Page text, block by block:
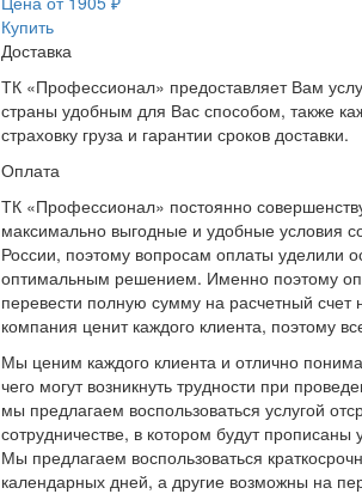
Купить
Доставка
ТК «Профессионал» предоставляет Вам
страны удобным для Вас способом, также
страховку груза и гарантии сроков доставки.
Оплата
ТК «Профессионал» постоянно
максимально выгодные и удобные условия
России, поэтому вопросам оплаты уделили
оптимальным решением. Именно поэтому
перевести полную сумму на расчетный
компания ценит каждого клиента, поэтому
Мы ценим каждого клиента и отлично
чего могут возникнуть трудности при
мы предлагаем воспользоваться услугой
сотрудничестве, в котором будут
Мы предлагаем воспользоваться
календарных дней, а другие возможны на